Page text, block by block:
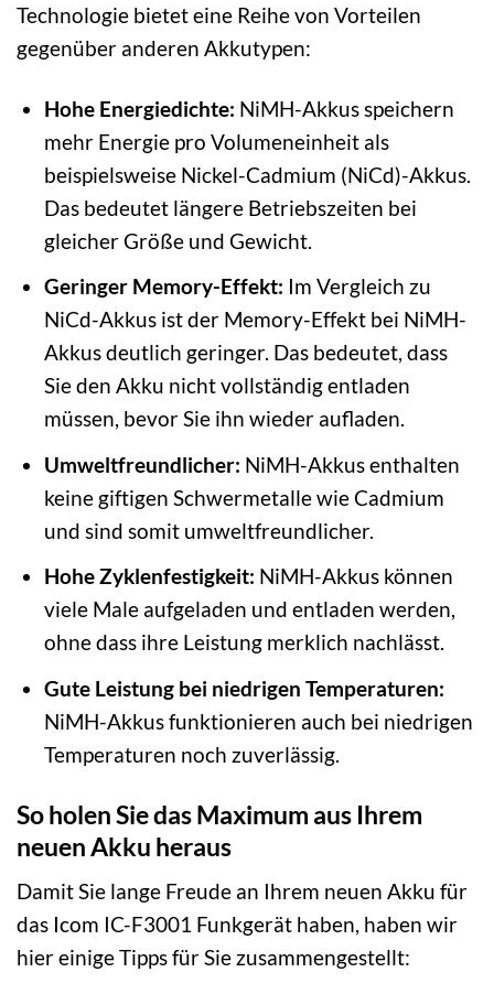
Technologie bietet eine Reihe von Vorteilen
gegenüber anderen Akkutypen:
Hohe Energiedichte: NiMH-Akkus speichern
mehr Energie pro Volumeneinheit als
beispielsweise Nickel-Cadmium (NiCd)-Akkus.
Das bedeutet längere Betriebszeiten bei
gleicher Größe und Gewicht.
Geringer Memory-Effekt: Im Vergleich zu
NiCd-Akkus ist der Memory-Effekt bei NiMH-
Akkus deutlich geringer. Das bedeutet, dass
Sie den Akku nicht vollständig entladen
müssen, bevor Sie ihn wieder aufladen.
Umweltfreundlicher: NiMH-Akkus enthalten
keine giftigen Schwermetalle wie Cadmium
und sind somit umweltfreundlicher.
Hohe Zyklenfestigkeit: NiMH-Akkus können
viele Male aufgeladen und entladen werden,
ohne dass ihre Leistung merklich nachlässt.
Gute Leistung bei niedrigen Temperaturen:
NiMH-Akkus funktionieren auch bei niedrigen
Temperaturen noch zuverlässig.
So holen Sie das Maximum aus Ihrem
neuen Akku heraus
Damit Sie lange Freude an Ihrem neuen Akku für
das Icom IC-F3001 Funkgerät haben, haben wir
hier einige Tipps für Sie zusammengestellt: